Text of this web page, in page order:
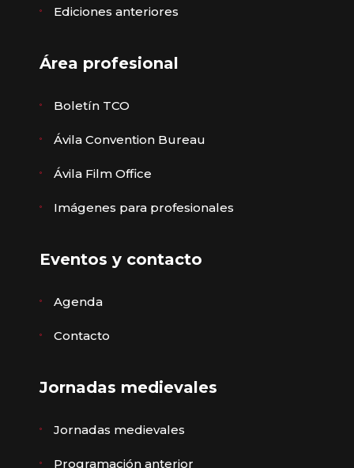
Ediciones anteriores
Área profesional
Boletín TCO
Ávila Convention Bureau
Ávila Film Office
Imágenes para profesionales
Eventos y contacto
Agenda
Contacto
Jornadas medievales
Jornadas medievales
Programación anterior